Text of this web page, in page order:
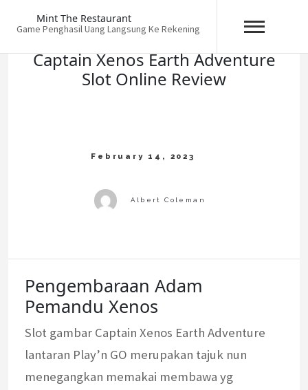
Mint The Restaurant
Game Penghasil Uang Langsung Ke Rekening
Captain Xenos Earth Adventure
Slot Online Review
Pengembaraan Adam
Pemandu Xenos
Slot gambar Captain Xenos Earth Adventure
lantaran Play’n GO merupakan tajuk nun
menegangkan memakai membawa yg